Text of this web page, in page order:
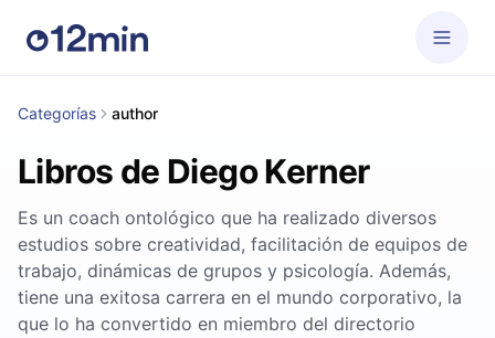
Categorías author
Libros de Diego Kerner
Es un coach ontológico que ha realizado diversos
estudios sobre creatividad, facilitación de equipos de
trabajo, dinámicas de grupos y psicología. Además,
tiene una exitosa carrera en el mundo corporativo, la
que lo ha convertido en miembro del directorio